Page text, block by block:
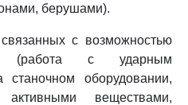
берушами).
с возможностью
(работа с ударным
станочном оборудовании,
веществами,